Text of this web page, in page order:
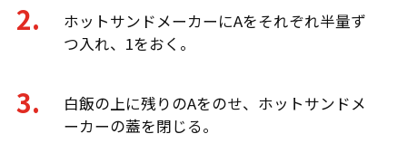
ホットサンドメーカーにAをそれぞれ半量ず
つ入れ、1をおく。
白飯の上に残りのAをのせ、ホットサンドメ
ーカーの蓋を閉じる。